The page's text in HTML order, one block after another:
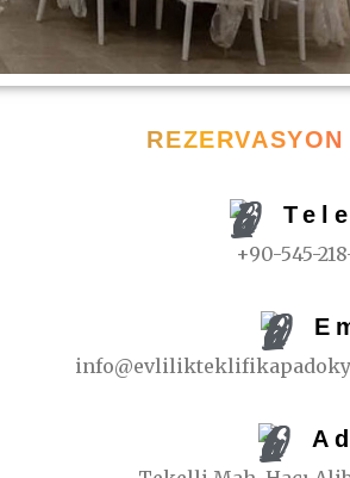
+90-545-